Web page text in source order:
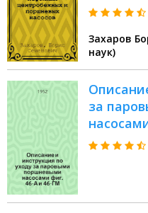
Захаров
наук)
за